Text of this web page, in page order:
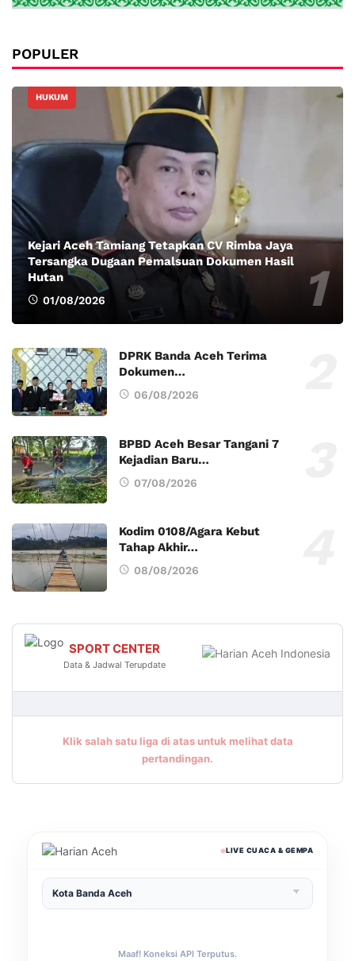
POPULER
HUKUM
Kejari Aceh Tamiang Tetapkan CV Rimba Jaya
Tersangka Dugaan Pemalsuan Dokumen Hasil
Hutan
01/08/2026
DPRK Banda Aceh Terima
Dokumen…
06/08/2026
BPBD Aceh Besar Tangani 7
Kejadian Baru…
07/08/2026
Kodim 0108/Agara Kebut
Tahap Akhir…
08/08/2026
SPORT CENTER
Data & Jadwal Terupdate
Klik salah satu liga di atas untuk melihat data
pertandingan.
LIVE CUACA & GEMPA
Maaf! Koneksi API Terputus.